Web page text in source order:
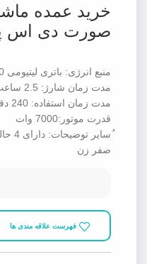
خرید عمده
صورت دی اس پی
منبع انرژی: باتری لیتیومی 1400میلی آمپر
مدت زمان شارژ: 2.5 ساعت
مدت زمان استفاده: 240 دقیقه
قدرت موتور:7000 وات
صفر زن
فهرست علاقه مندی ها